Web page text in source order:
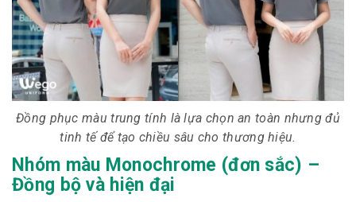
Đồng phục màu trung tính là lựa chọn an toàn nhưng đủ
tinh tế để tạo chiều sâu cho thương hiệu.
Nhóm màu Monochrome (đơn sắc) –
Đồng bộ và hiện đại